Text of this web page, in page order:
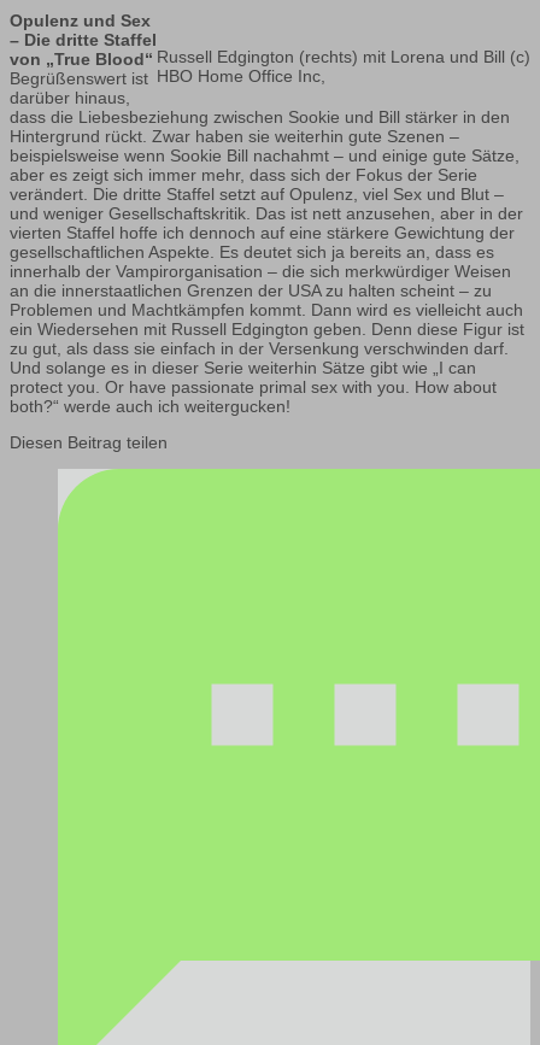
Russell Edgington (rechts) mit Lorena und Bill (c)
HBO Home Office Inc,
Opulenz und Sex
– Die dritte Staffel
von „True Blood“
Begrüßenswert ist
darüber hinaus,
dass die Liebesbeziehung zwischen Sookie und Bill stärker in den
Hintergrund rückt. Zwar haben sie weiterhin gute Szenen –
beispielsweise wenn Sookie Bill nachahmt – und einige gute Sätze,
aber es zeigt sich immer mehr, dass sich der Fokus der Serie
verändert. Die dritte Staffel setzt auf Opulenz, viel Sex und Blut –
und weniger Gesellschaftskritik. Das ist nett anzusehen, aber in der
vierten Staffel hoffe ich dennoch auf eine stärkere Gewichtung der
gesellschaftlichen Aspekte. Es deutet sich ja bereits an, dass es
innerhalb der Vampirorganisation – die sich merkwürdiger Weisen
an die innerstaatlichen Grenzen der USA zu halten scheint – zu
Problemen und Machtkämpfen kommt. Dann wird es vielleicht auch
ein Wiedersehen mit Russell Edgington geben. Denn diese Figur ist
zu gut, als dass sie einfach in der Versenkung verschwinden darf.
Und solange es in dieser Serie weiterhin Sätze gibt wie „I can
protect you. Or have passionate primal sex with you. How about
both?“ werde auch ich weitergucken!
Diesen Beitrag teilen